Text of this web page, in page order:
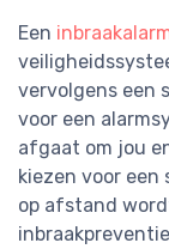
Een
vervolgens een
voor een
afgaat om jou
kiezen voor een
op afstand